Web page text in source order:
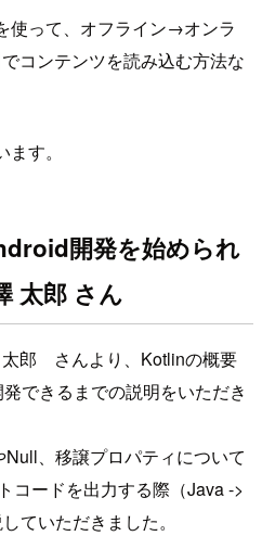
使って、オフライン→オンラ
でコンテンツを読み込む方法な
す。
開発を始められ
太郎 さん
太郎 さんより、Kotlinの概要
できるまでの説明をいただき
、移譲プロパティについて
コードを出力する際（Java ->
ていただきました。